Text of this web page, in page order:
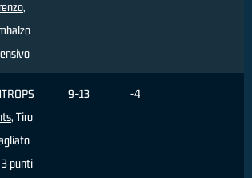
,
, Tiro
punti
9-13 -4